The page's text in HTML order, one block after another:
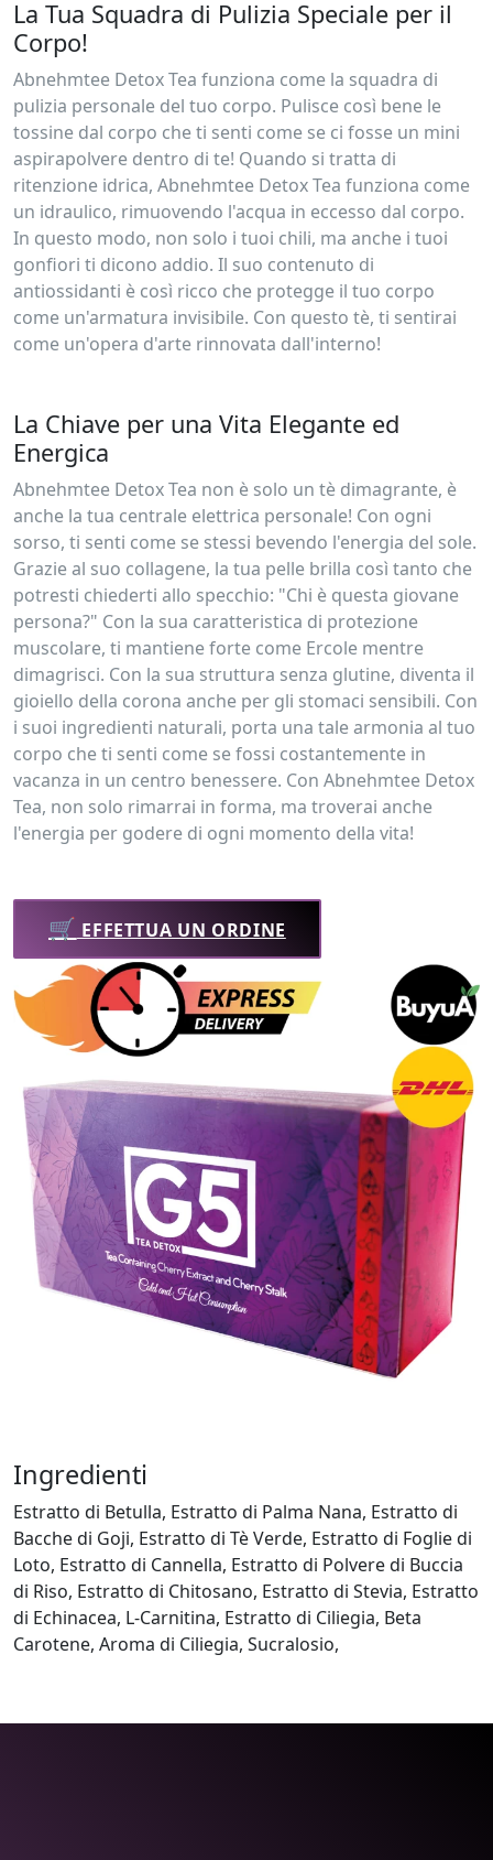
La Tua Squadra di Pulizia Speciale per il
Corpo!
Abnehmtee Detox Tea funziona come la squadra di
pulizia personale del tuo corpo. Pulisce così bene le
tossine dal corpo che ti senti come se ci fosse un mini
aspirapolvere dentro di te! Quando si tratta di
ritenzione idrica, Abnehmtee Detox Tea funziona come
un idraulico, rimuovendo l'acqua in eccesso dal corpo.
In questo modo, non solo i tuoi chili, ma anche i tuoi
gonfiori ti dicono addio. Il suo contenuto di
antiossidanti è così ricco che protegge il tuo corpo
come un'armatura invisibile. Con questo tè, ti sentirai
come un'opera d'arte rinnovata dall'interno!
La Chiave per una Vita Elegante ed
Energica
Abnehmtee Detox Tea non è solo un tè dimagrante, è
anche la tua centrale elettrica personale! Con ogni
sorso, ti senti come se stessi bevendo l'energia del sole.
Grazie al suo collagene, la tua pelle brilla così tanto che
potresti chiederti allo specchio: "Chi è questa giovane
persona?" Con la sua caratteristica di protezione
muscolare, ti mantiene forte come Ercole mentre
dimagrisci. Con la sua struttura senza glutine, diventa il
gioiello della corona anche per gli stomaci sensibili. Con
i suoi ingredienti naturali, porta una tale armonia al tuo
corpo che ti senti come se fossi costantemente in
vacanza in un centro benessere. Con Abnehmtee Detox
Tea, non solo rimarrai in forma, ma troverai anche
l'energia per godere di ogni momento della vita!
🛒 EFFETTUA UN ORDINE
Ingredienti
Estratto di Betulla, Estratto di Palma Nana, Estratto di
Bacche di Goji, Estratto di Tè Verde, Estratto di Foglie di
Loto, Estratto di Cannella, Estratto di Polvere di Buccia
di Riso, Estratto di Chitosano, Estratto di Stevia, Estratto
di Echinacea, L-Carnitina, Estratto di Ciliegia, Beta
Carotene, Aroma di Ciliegia, Sucralosio,